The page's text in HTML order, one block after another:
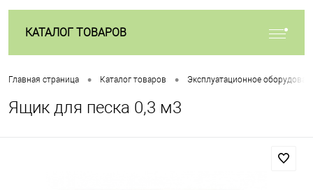
КАТАЛОГ ТОВАРОВ
Главная страница • Каталог товаров • Эксплуатационное
Ящик для песка 0,3 м3